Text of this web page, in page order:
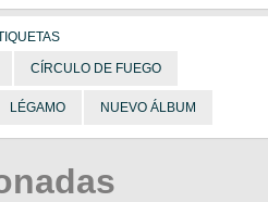
CÍRCULO DE FUEGO
LÉGAMO NUEVO ÁLBUM